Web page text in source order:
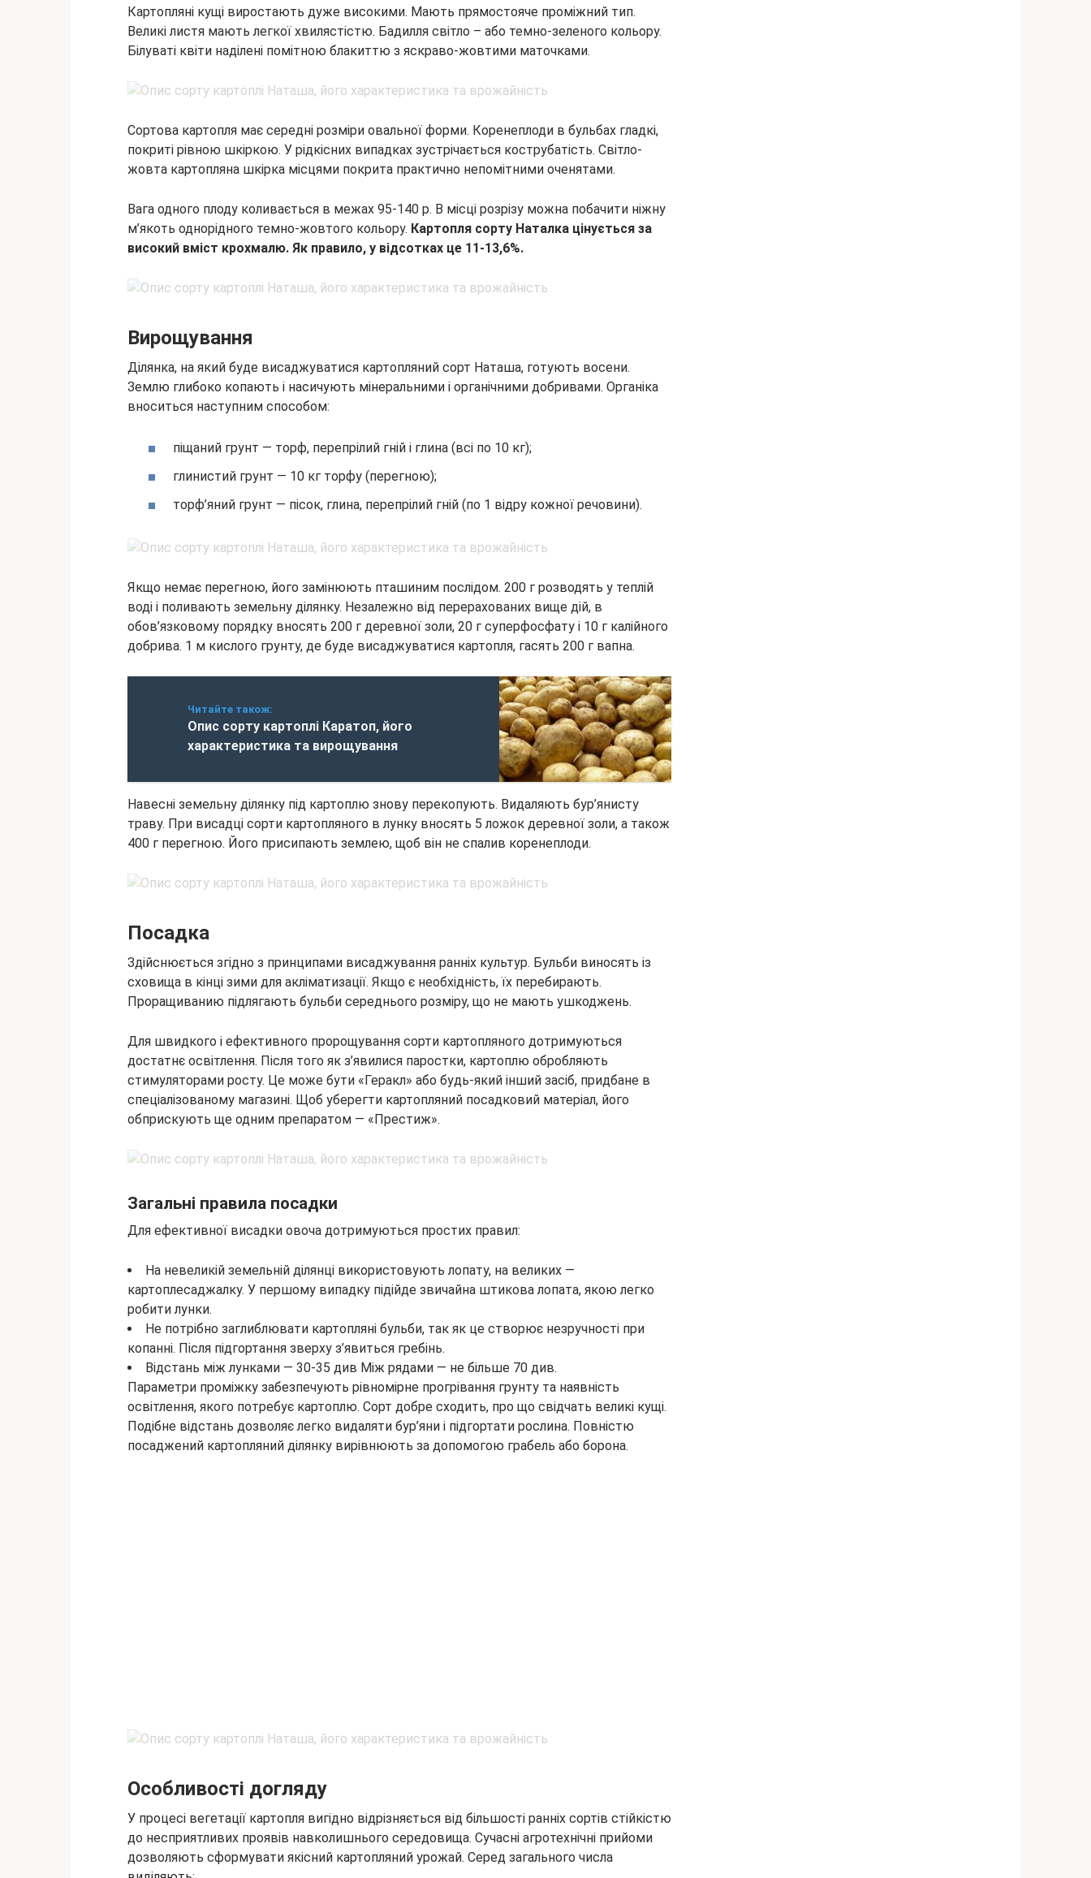
Картопляні кущі виростають дуже високими. Мають прямостояче проміжний тип.
Великі листя мають легкої хвилястістю. Бадилля світло – або темно-зеленого кольору.
Білуваті квіти наділені помітною блакиттю з яскраво-жовтими маточками.
Сортова картопля має середні розміри овальної форми. Коренеплоди в бульбах гладкі,
покриті рівною шкіркою. У рідкісних випадках зустрічається кострубатість. Світло-
жовта картопляна шкірка місцями покрита практично непомітними оченятами.
Вага одного плоду коливається в межах 95-140 р. В місці розрізу можна побачити ніжну
м’якоть однорідного темно-жовтого кольору. Картопля сорту Наталка цінується за
високий вміст крохмалю. Як правило, у відсотках це 11-13,6%.
Вирощування
Ділянка, на який буде висаджуватися картопляний сорт Наташа, готують восени.
Землю глибоко копають і насичують мінеральними і органічними добривами. Органіка
вноситься наступним способом:
піщаний грунт — торф, перепрілий гній і глина (всі по 10 кг);
глинистий грунт — 10 кг торфу (перегною);
торф’яний грунт — пісок, глина, перепрілий гній (по 1 відру кожної речовини).
Якщо немає перегною, його замінюють пташиним послідом. 200 г розводять у теплій
воді і поливають земельну ділянку. Незалежно від перерахованих вище дій, в
обов’язковому порядку вносять 200 г деревної золи, 20 г суперфосфату і 10 г калійного
добрива. 1 м кислого грунту, де буде висаджуватися картопля, гасять 200 г вапна.
Читайте також:
Опис сорту картоплі Каратоп, його
характеристика та вирощування
Навесні земельну ділянку під картоплю знову перекопують. Видаляють бур’янисту
траву. При висадці сорти картопляного в лунку вносять 5 ложок деревної золи, а також
400 г перегною. Його присипають землею, щоб він не спалив коренеплоди.
Посадка
Здійснюється згідно з принципами висаджування ранніх культур. Бульби виносять із
сховища в кінці зими для акліматизації. Якщо є необхідність, їх перебирають.
Проращиванию підлягають бульби середнього розміру, що не мають ушкоджень.
Для швидкого і ефективного пророщування сорти картопляного дотримуються
достатнє освітлення. Після того як з’явилися паростки, картоплю обробляють
стимуляторами росту. Це може бути «Геракл» або будь-який інший засіб, придбане в
спеціалізованому магазині. Щоб уберегти картопляний посадковий матеріал, його
обприскують ще одним препаратом — «Престиж».
Загальні правила посадки
Для ефективної висадки овоча дотримуються простих правил:
На невеликій земельній ділянці використовують лопату, на великих —
картоплесаджалку. У першому випадку підійде звичайна штикова лопата, якою легко
робити лунки.
Не потрібно заглиблювати картопляні бульби, так як це створює незручності при
копанні. Після підгортання зверху з’явиться гребінь.
Відстань між лунками — 30-35 див Між рядами — не більше 70 див.
Параметри проміжку забезпечують рівномірне прогрівання грунту та наявність
освітлення, якого потребує картоплю. Сорт добре сходить, про що свідчать великі кущі.
Подібне відстань дозволяє легко видаляти бур’яни і підгортати рослина. Повністю
посаджений картопляний ділянку вирівнюють за допомогою грабель або борона.
Особливості догляду
У процесі вегетації картопля вигідно відрізняється від більшості ранніх сортів стійкістю
до несприятливих проявів навколишнього середовища. Сучасні агротехнічні прийоми
дозволяють сформувати якісний картопляний урожай. Серед загального числа